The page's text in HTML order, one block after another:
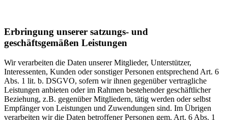
Erbringung unserer satzungs- und
geschäftsgemäßen Leistungen
Wir verarbeiten die Daten unserer Mitglieder, Unterstützer,
Interessenten, Kunden oder sonstiger Personen entsprechend Art. 6
Abs. 1 lit. b. DSGVO, sofern wir ihnen gegenüber vertragliche
Leistungen anbieten oder im Rahmen bestehender geschäftlicher
Beziehung, z.B. gegenüber Mitgliedern, tätig werden oder selbst
Empfänger von Leistungen und Zuwendungen sind. Im Übrigen
verarbeiten wir die Daten betroffener Personen gem. Art. 6 Abs. 1